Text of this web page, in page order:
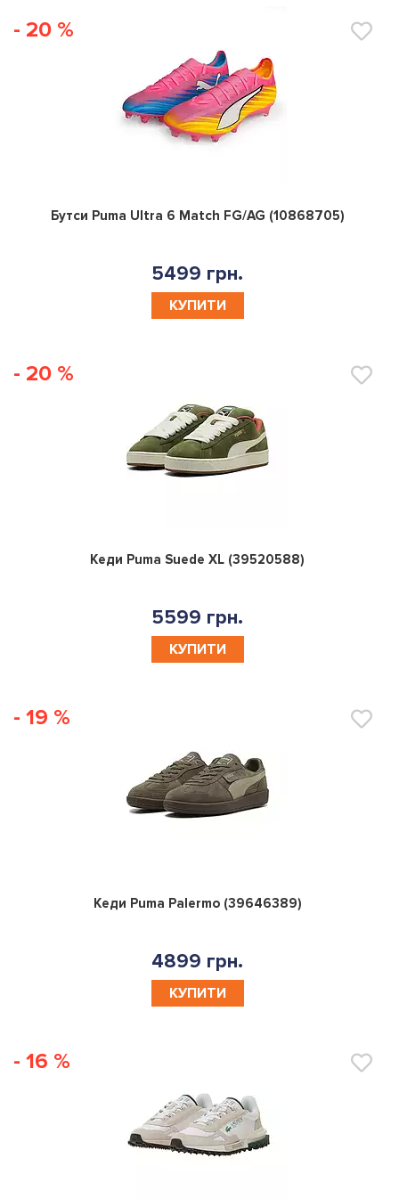
- 20 %
0
Бутси Puma Ultra 6 Match FG/AG (10868705)
5499 грн.
КУПИТИ
- 20 %
0
Кеди Puma Suede XL (39520588)
5599 грн.
КУПИТИ
- 19 %
0
Кеди Puma Palermo (39646389)
4899 грн.
КУПИТИ
- 16 %